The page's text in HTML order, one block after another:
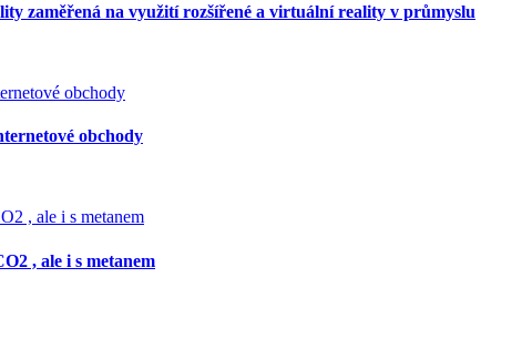
zaměřená na využití rozšířené a virtuální reality v průmyslu
obchody
, ale i s metanem